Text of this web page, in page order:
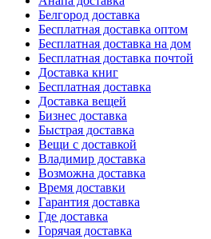
Белгород доставка
Бесплатная доставка оптом
Бесплатная доставка на дом
Бесплатная доставка почтой
Доставка книг
Бесплатная доставка
Доставка вещей
Бизнес доставка
Быстрая доставка
Вещи с доставкой
Владимир доставка
Возможна доставка
Время доставки
Гарантия доставка
Где доставка
Горячая доставка